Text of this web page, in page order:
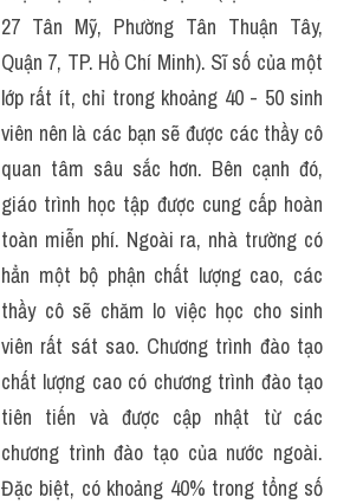
27 Tân Mỹ, Phường Tân Thuận Tây,
Quận 7, TP. Hồ Chí Minh). Sĩ số của một
lớp rất ít, chỉ trong khoảng 40 - 50 sinh
viên nên là các bạn sẽ được các thầy cô
quan tâm sâu sắc hơn. Bên cạnh đó,
giáo trình học tập được cung cấp hoàn
toàn miễn phí. Ngoài ra, nhà trường có
hẳn một bộ phận chất lượng cao, các
thầy cô sẽ chăm lo việc học cho sinh
viên rất sát sao. Chương trình đào tạo
chất lượng cao có chương trình đào tạo
tiên tiến và được cập nhật từ các
chương trình đào tạo của nước ngoài.
Đặc biệt, có khoảng 40% trong tổng số